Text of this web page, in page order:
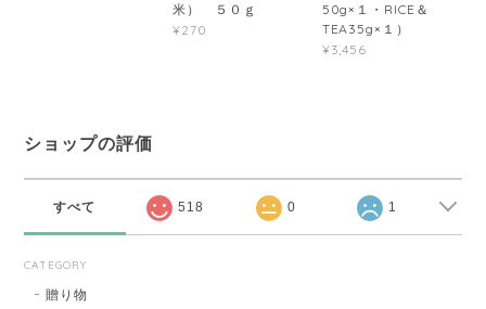
米） ５０ｇ
¥270
50g×１・RICE＆
TEA35g×１）
¥3,456
ショップの評価
すべて 518 0 1
CATEGORY
贈り物